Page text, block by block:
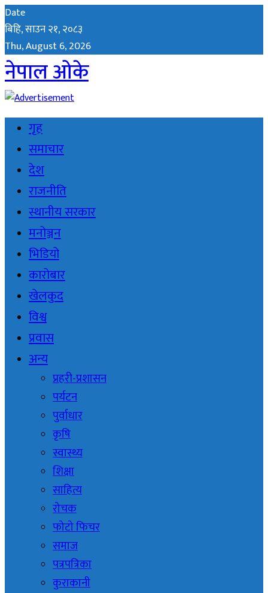
Date
बिहि, साउन २१, २०८३
Thu, August 6, 2026
नेपाल ओके
गृह
समाचार
देश
राजनीति
स्थानीय सरकार
मनोञ्जन
भिडियो
कारोबार
खेलकुद
विश्व
प्रवास
अन्य
प्रहरी-प्रशासन
पर्यटन
पुर्वाधार
कृषि
स्वास्थ्य
शिक्षा
साहित्य
रोचक
फोटो फिचर
समाज
पत्रपत्रिका
कुराकानी